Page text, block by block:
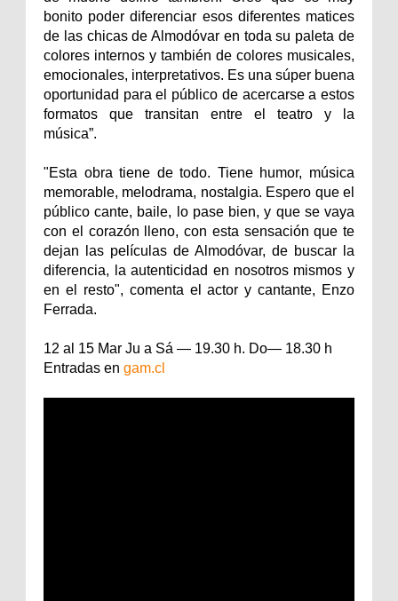
bonito poder diferenciar esos diferentes matices
de las chicas de Almodóvar en toda su paleta de
colores internos y también de colores musicales,
emocionales, interpretativos. Es una súper buena
oportunidad para el público de acercarse a estos
formatos que transitan entre el teatro y la
música”.
"Esta obra tiene de todo. Tiene humor, música
memorable, melodrama, nostalgia. Espero que el
público cante, baile, lo pase bien, y que se vaya
con el corazón lleno, con esta sensación que te
dejan las películas de Almodóvar, de buscar la
diferencia, la autenticidad en nosotros mismos y
en el resto", comenta el actor y cantante, Enzo
Ferrada.
12 al 15 Mar Ju a Sá — 19.30 h. Do— 18.30 h
Entradas en gam.cl